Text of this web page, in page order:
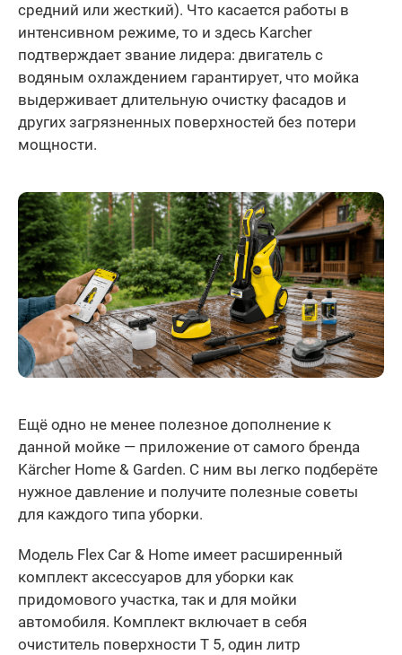
средний или жесткий). Что касается работы в
интенсивном режиме, то и здесь Karcher
подтверждает звание лидера: двигатель с
водяным охлаждением гарантирует, что мойка
выдерживает длительную очистку фасадов и
других загрязненных поверхностей без потери
мощности.
Ещё одно не менее полезное дополнение к
данной мойке — приложение от самого бренда
Kärcher Home & Garden. С ним вы легко подберёте
нужное давление и получите полезные советы
для каждого типа уборки.
Модель Flex Car & Home имеет расширенный
комплект аксессуаров для уборки как
придомового участка, так и для мойки
автомобиля. Комплект включает в себя
очиститель поверхности T 5, один литр